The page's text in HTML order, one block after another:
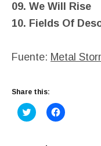
09. We Will Rise
10. Fields Of
Fuente: Metal
Share this:
C
l
C
l